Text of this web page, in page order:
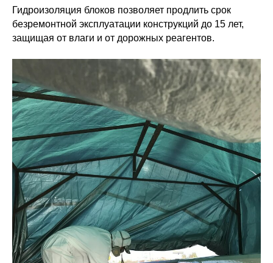
Гидроизоляция блоков позволяет продлить срок
безремонтной эксплуатации конструкций до 15 лет,
защищая от влаги и от дорожных реагентов.